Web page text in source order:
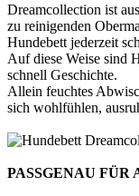
Dreamcollection ist
zu reinigenden
Hundebett jederzeit
Auf diese Weise sind
schnell Geschichte.
Allein feuchtes
sich wohlfühlen,
PASSGENAU FÜR